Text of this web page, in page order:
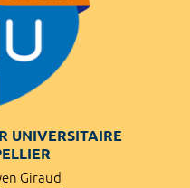
UNIVERSITAIRE
Giraud